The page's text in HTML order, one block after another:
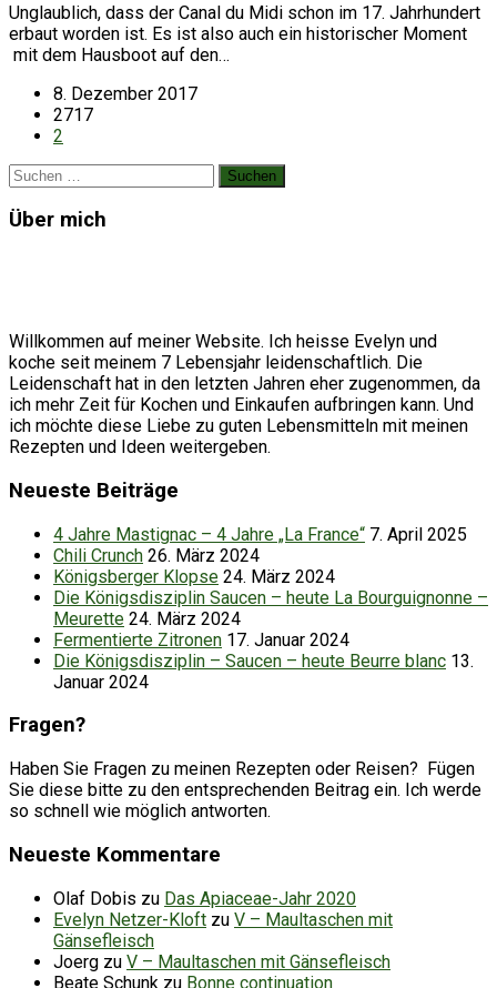
Unglaublich, dass der Canal du Midi schon im 17. Jahrhundert
erbaut worden ist. Es ist also auch ein historischer Moment
mit dem Hausboot auf den…
8. Dezember 2017
2717
2
Suchen
nach:
Über mich
Willkommen auf meiner Website. Ich heisse Evelyn und
koche seit meinem 7 Lebensjahr leidenschaftlich. Die
Leidenschaft hat in den letzten Jahren eher zugenommen, da
ich mehr Zeit für Kochen und Einkaufen aufbringen kann. Und
ich möchte diese Liebe zu guten Lebensmitteln mit meinen
Rezepten und Ideen weitergeben.
Neueste Beiträge
4 Jahre Mastignac – 4 Jahre „La France“ 7. April 2025
Chili Crunch 26. März 2024
Königsberger Klopse 24. März 2024
Die Königsdisziplin Saucen – heute La Bourguignonne –
Meurette 24. März 2024
Fermentierte Zitronen 17. Januar 2024
Die Königsdisziplin – Saucen – heute Beurre blanc 13.
Januar 2024
Fragen?
Haben Sie Fragen zu meinen Rezepten oder Reisen? Fügen
Sie diese bitte zu den entsprechenden Beitrag ein. Ich werde
so schnell wie möglich antworten.
Neueste Kommentare
Olaf Dobis zu Das Apiaceae-Jahr 2020
Evelyn Netzer-Kloft zu V – Maultaschen mit
Gänsefleisch
Joerg zu V – Maultaschen mit Gänsefleisch
Beate Schunk zu Bonne continuation